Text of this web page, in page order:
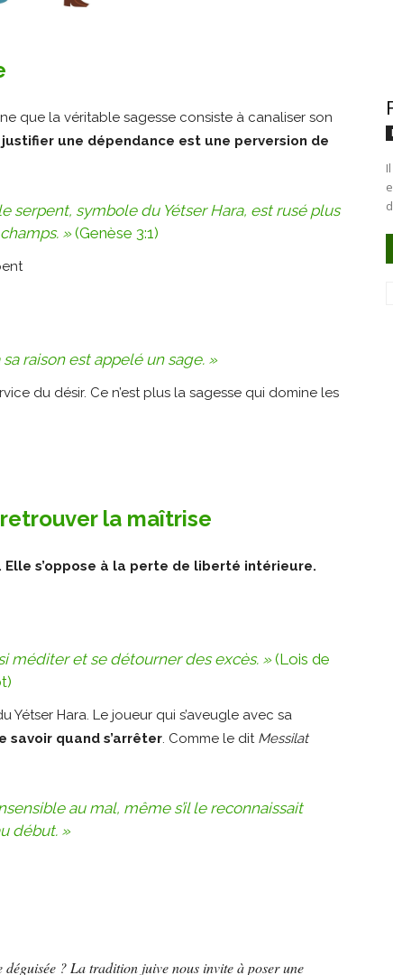
que la véritable sagesse consiste à canaliser son
une dépendance est une perversion de
serpent, symbole du Yétser Hara, est rusé plus
»(Genèse 3:1)
raison est appelé un sage. »
du désir. Ce n’est plus la sagesse qui domine les
la maîtrise
s’oppose à la perte de liberté intérieure.
méditer et se détourner des excès. »(Lois de
Yétser Hara. Le joueur qui s’aveugle avec sa
savoir quand s’arrêter. Comme le dit Messilat
au mal, même s’il le reconnaissait
début. »
déguisée ?La tradition juive nous invite à poser une